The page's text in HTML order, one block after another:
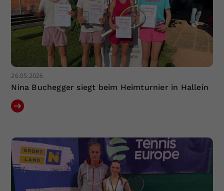
26.05.2026
Nina Buchegger siegt beim Heimturnier in Hallein